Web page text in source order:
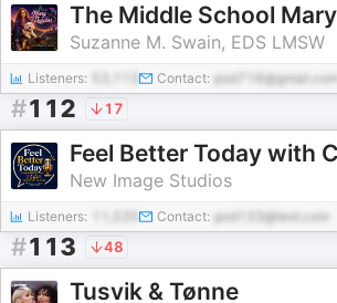
Suzanne M. Swain, EDS LMSW
Listeners: Contact: pod716@gmail.com
#112 17
New Image Studios
Listeners: Contact: pod133@test.com
#113 48
Tusvik & Tønne